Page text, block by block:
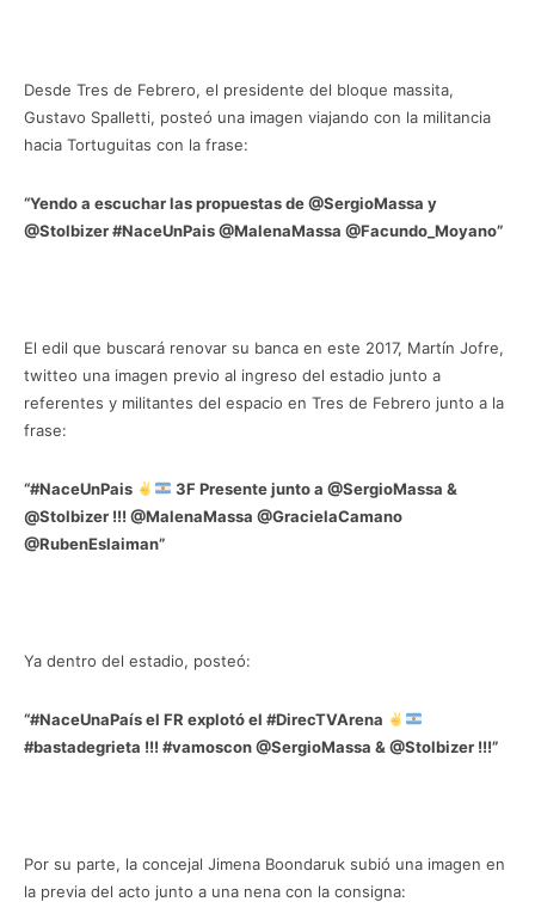
Desde Tres de Febrero, el presidente del bloque massita,
Gustavo Spalletti, posteó una imagen viajando con la militancia
hacia Tortuguitas con la frase:
“Yendo a escuchar las propuestas de @SergioMassa y
@Stolbizer #NaceUnPais @MalenaMassa @Facundo_Moyano”
El edil que buscará renovar su banca en este 2017, Martín Jofre,
twitteo una imagen previo al ingreso del estadio junto a
referentes y militantes del espacio en Tres de Febrero junto a la
frase:
“#NaceUnPais
3F Presente junto a @SergioMassa &
@Stolbizer !!! @MalenaMassa @GracielaCamano
@RubenEslaiman”
Ya dentro del estadio, posteó:
“#NaceUnaPaís el FR explotó el #DirecTVArena
#bastadegrieta !!! #vamoscon @SergioMassa & @Stolbizer !!!”
Por su parte, la concejal Jimena Boondaruk subió una imagen en
la previa del acto junto a una nena con la consigna: